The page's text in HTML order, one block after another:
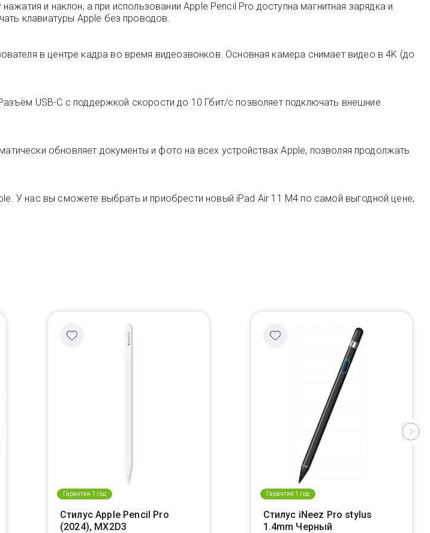
и наклон, а при использовании Apple Pencil Pro доступна магнитная зарядка и
клавиатуры Apple без проводов.
в центре кадра во время видеозвонков. Основная камера снимает видео в 4K (до
USB-C с поддержкой скорости до 10 Гбит/с позволяет подключать внешние
обновляет документы и фото на всех устройствах Apple, позволяя продолжать
У нас вы сможете выбрать и приобрести новый iPad Air 11 M4 по самой выгодной цене,
Гарантия 1 год
Стилус Apple Pencil Pro
(2024), MX2D3
Гарантия 1 год
Стилус iNeez Pro stylus
1.4mm Черный